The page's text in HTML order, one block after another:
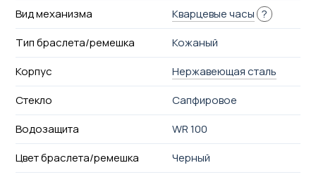
Вид механизма
Кварцевые часы ?
Тип браслета/ремешка
Кожаный
Корпус
Нержавеющая сталь
Стекло
Сапфировое
Водозащита
WR 100
Цвет браслета/ремешка
Черный